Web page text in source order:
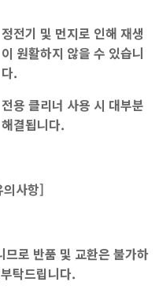
정전기 및 먼지로 인해 재생
이 원활하지 않을 수 있습니
다.
전용 클리너 사용 시 대부분
해결됩니다.
의사항]
로 반품 및 교환은 불가하
탁드립니다.